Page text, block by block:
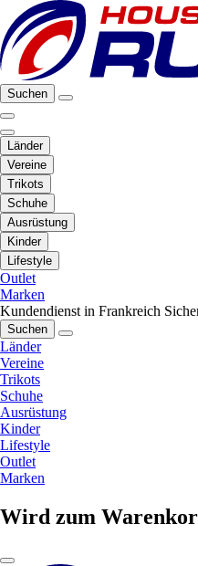
Suchen
Länder
Vereine
Trikots
Schuhe
Ausrüstung
Kinder
Lifestyle
Outlet
Marken
Kundendienst in Frankreich
Suchen
Länder
Vereine
Trikots
Schuhe
Ausrüstung
Kinder
Lifestyle
Outlet
Marken
Wird zum